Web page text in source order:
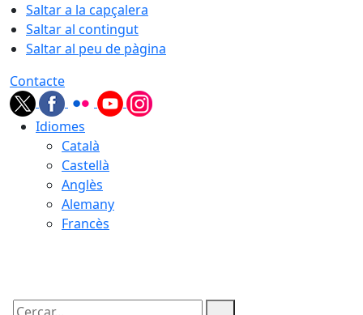
Saltar a la capçalera
Saltar al contingut
Saltar al peu de pàgina
Contacte
Idiomes
Català
Castellà
Anglès
Alemany
Francès